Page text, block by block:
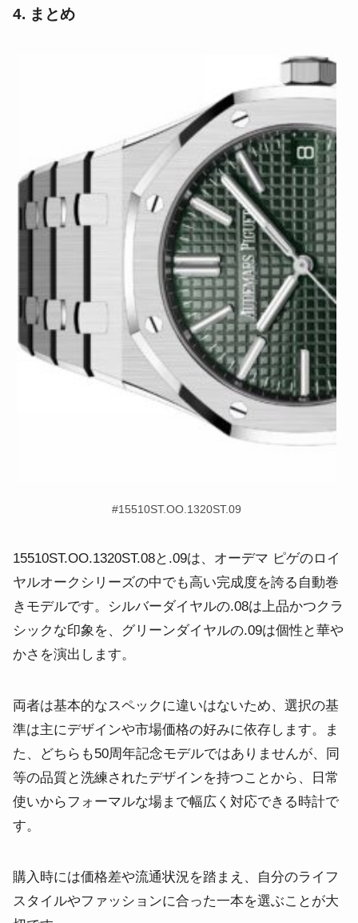
4. まとめ
#15510ST.OO.1320ST.09
15510ST.OO.1320ST.08と.09は、オーデマ ピゲのロイ
ヤルオークシリーズの中でも高い完成度を誇る自動巻
きモデルです。シルバーダイヤルの.08は上品かつクラ
シックな印象を、グリーンダイヤルの.09は個性と華や
かさを演出します。
両者は基本的なスペックに違いはないため、選択の基
準は主にデザインや市場価格の好みに依存します。ま
た、どちらも50周年記念モデルではありませんが、同
等の品質と洗練されたデザインを持つことから、日常
使いからフォーマルな場まで幅広く対応できる時計で
す。
購入時には価格差や流通状況を踏まえ、自分のライフ
スタイルやファッションに合った一本を選ぶことが大